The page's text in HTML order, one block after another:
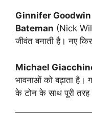
Ginnifer Goodwin
Bateman (Nick
जीवंत बनाती है। नए
Michael
भावनाओं को बढ़ाता
के टोन के साथ पूरी